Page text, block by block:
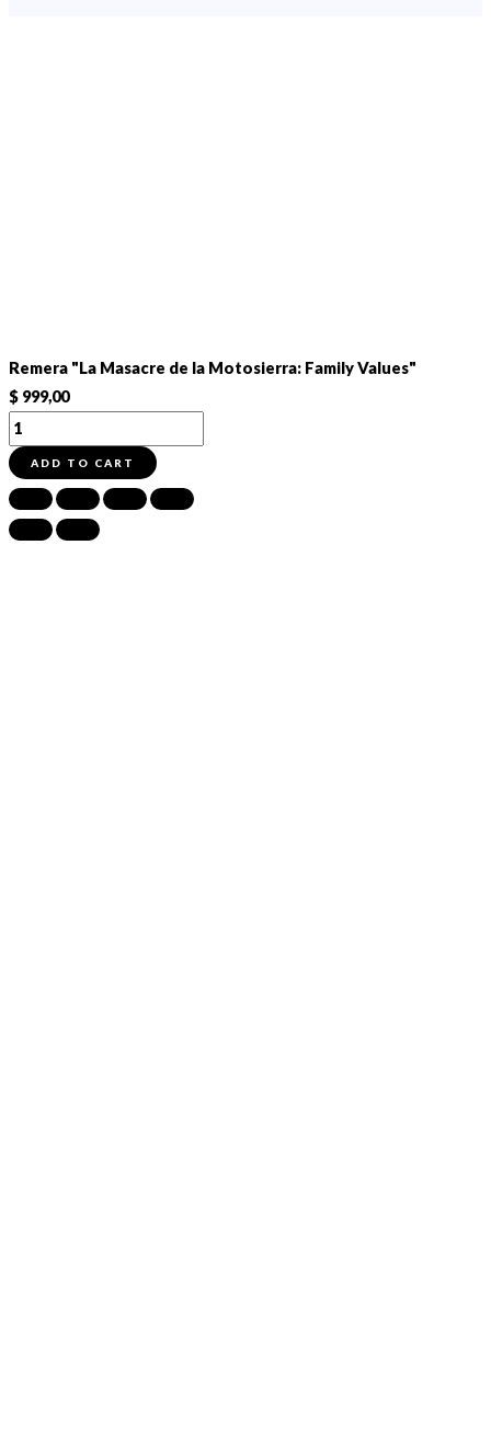
Remera "La Masacre de la Motosierra: Family Values"
$ 999,00
Remera
"La
Masacre
de
la
ADD TO CART